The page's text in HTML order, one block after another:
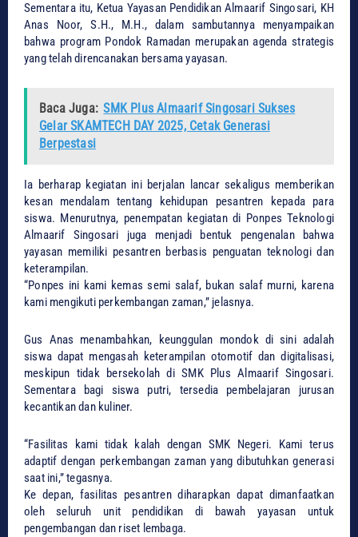
Sementara itu, Ketua Yayasan Pendidikan Almaarif Singosari, KH
Anas Noor, S.H., M.H., dalam sambutannya menyampaikan
bahwa program Pondok Ramadan merupakan agenda strategis
yang telah direncanakan bersama yayasan.
Baca Juga: SMK Plus Almaarif Singosari Sukses
Gelar SKAMTECH DAY 2025, Cetak Generasi
Berpestasi
Ia berharap kegiatan ini berjalan lancar sekaligus memberikan
kesan mendalam tentang kehidupan pesantren kepada para
siswa. Menurutnya, penempatan kegiatan di Ponpes Teknologi
Almaarif Singosari juga menjadi bentuk pengenalan bahwa
yayasan memiliki pesantren berbasis penguatan teknologi dan
keterampilan.
“Ponpes ini kami kemas semi salaf, bukan salaf murni, karena
kami mengikuti perkembangan zaman,” jelasnya.
Gus Anas menambahkan, keunggulan mondok di sini adalah
siswa dapat mengasah keterampilan otomotif dan digitalisasi,
meskipun tidak bersekolah di SMK Plus Almaarif Singosari.
Sementara bagi siswa putri, tersedia pembelajaran jurusan
kecantikan dan kuliner.
“Fasilitas kami tidak kalah dengan SMK Negeri. Kami terus
adaptif dengan perkembangan zaman yang dibutuhkan generasi
saat ini,” tegasnya.
Ke depan, fasilitas pesantren diharapkan dapat dimanfaatkan
oleh seluruh unit pendidikan di bawah yayasan untuk
pengembangan dan riset lembaga.